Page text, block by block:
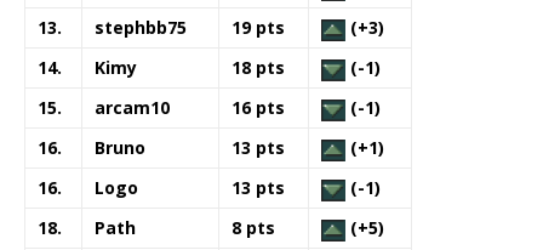
13.
stephbb75 19 pts
(+3)
14.
Kimy 18 pts
(-1)
15.
arcam10 16 pts
(-1)
16.
Bruno 13 pts
(+1)
16.
Logo 13 pts
(-1)
18.
Path 8 pts
(+5)